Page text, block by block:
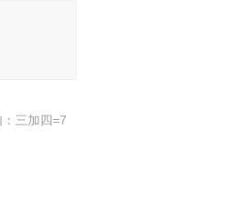
三加四=7